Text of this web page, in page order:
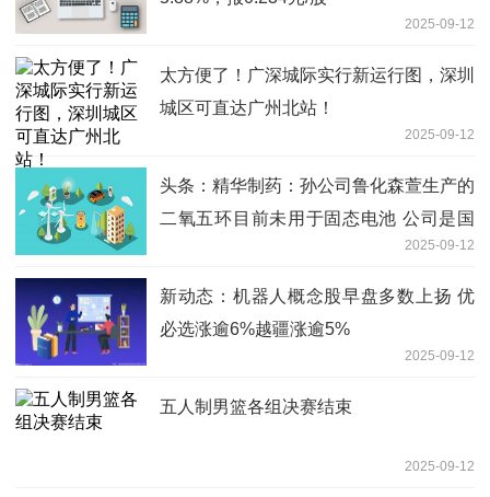
2025-09-12
太方便了！广深城际实行新运行图，深圳
城区可直达广州北站！
2025-09-12
头条：精华制药：孙公司鲁化森萱生产的
二氧五环目前未用于固态电池 公司是国
2025-09-12
新动态：机器人概念股早盘多数上扬 优
必选涨逾6%越疆涨逾5%
2025-09-12
五人制男篮各组决赛结束
2025-09-12